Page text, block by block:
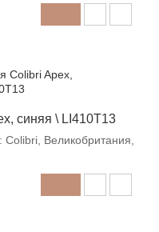
синяя \ LI410T13
Великобритания,